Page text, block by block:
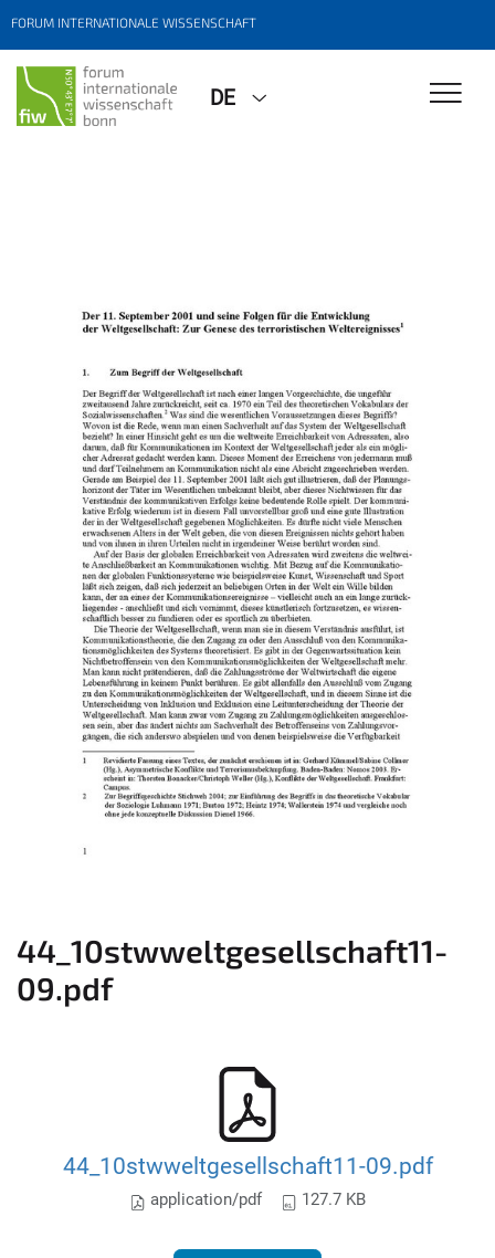
FORUM INTERNATIONALE WISSENSCHAFT
DE
44_10stwweltgesellschaft11-
09.pdf
44_10stwweltgesellschaft11-09.pdf
application/pdf 127.7 KB